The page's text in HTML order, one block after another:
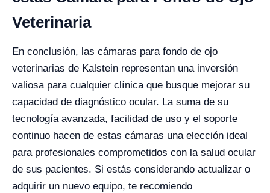
Veterinaria
En conclusión, las cámaras para fondo de ojo
veterinarias de Kalstein representan una inversión
valiosa para cualquier clínica que busque mejorar su
capacidad de diagnóstico ocular. La suma de su
tecnología avanzada, facilidad de uso y el soporte
continuo hacen de estas cámaras una elección ideal
para profesionales comprometidos con la salud ocular
de sus pacientes. Si estás considerando actualizar o
adquirir un nuevo equipo, te recomiendo